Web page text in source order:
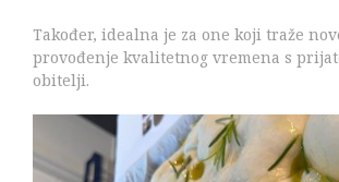
Također, idealna je za one koji traže
provođenje kvalitetnog vremena s
obitelji.